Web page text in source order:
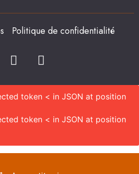
Politique de confidentialité
token < in JSON at position
token < in JSON at position